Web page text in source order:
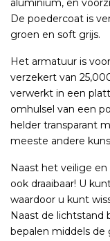
aluminium, en
De poedercoat is
groen en soft grijs.
Het armatuur is
verzekert van
verwerkt in een
omhulsel van een
helder transparant
meeste andere
Naast het veilige
ook draaibaar! U
waardoor u kunt
Naast de lichtstand
bepalen middels